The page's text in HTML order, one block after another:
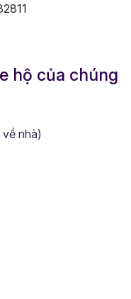
hộ của chúng
nhà)